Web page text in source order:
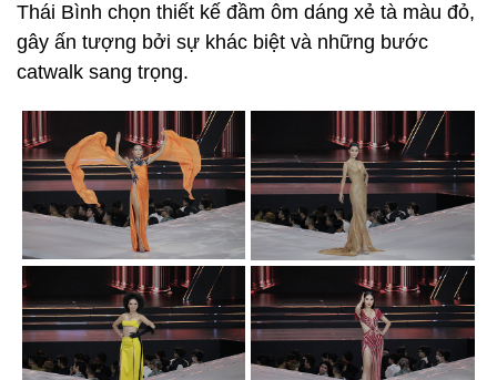
Thái Bình chọn thiết kế đầm ôm dáng xẻ tà màu đỏ,
gây ấn tượng bởi sự khác biệt và những bước
catwalk sang trọng.